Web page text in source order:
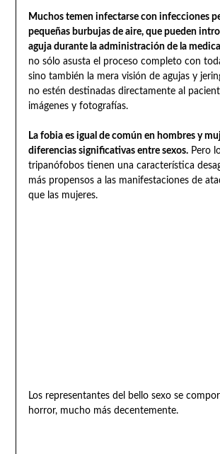
Muchos temen infectarse con infecciones
pequeñas burbujas de aire, que pueden
aguja durante la administración de la
no sólo asusta el proceso completo con
sino también la mera visión de agujas y
no estén destinadas directamente al
imágenes y fotografías.
La fobia es igual de común en hombres y
diferencias significativas entre sexos.Pero
tripanófobos tienen una característica
más propensos a las manifestaciones de
que las mujeres.
Los representantes del bello sexo se
horror, mucho más decentemente.